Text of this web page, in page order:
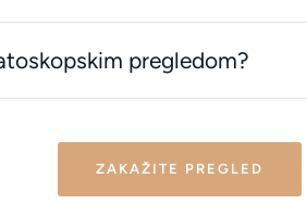
pregledom?
ZAKAŽITE PREGLED